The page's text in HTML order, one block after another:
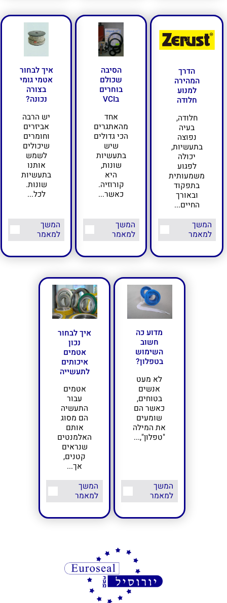
הדרך
המהירה
למנוע
חלודה
חלודה,
בעיה
נפוצה
בתעשיות,
יכולה
לפגוע
משמעותית
בתפקוד
ובאורך
החיים...
המשך
למאמר
הסיבה
שכולם
בוחרים
בVCI
אחד
מהאתגרים
הכי גדולים
שיש
בתעשיות
שונות,
היא
קורוזיה.
כאשר...
המשך
למאמר
איך לבחור
אטמי גומי
בצורה
נכונה?
יש הרבה
אביזרים
וחומרים
שיכולים
לשמש
אותנו
בתעשיות
שונות.
לכל...
המשך
למאמר
מדוע כה
חשוב
השימוש
בטפלון?
לא מעט
אנשים
בטוחים,
כאשר הם
שומעים
את המילה
"טפלון",...
המשך
למאמר
איך לבחור
נכון
אטמים
איכותים
לתעשייה
אטמים
עבור
התעשיה
הם מסוג
אותם
האלמנטים
שנראים
קטנים,
אך...
המשך
למאמר